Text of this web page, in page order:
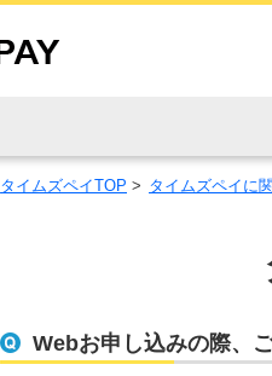
タイムズペイTOP > タイムズペイに
Webお申し込みの際、